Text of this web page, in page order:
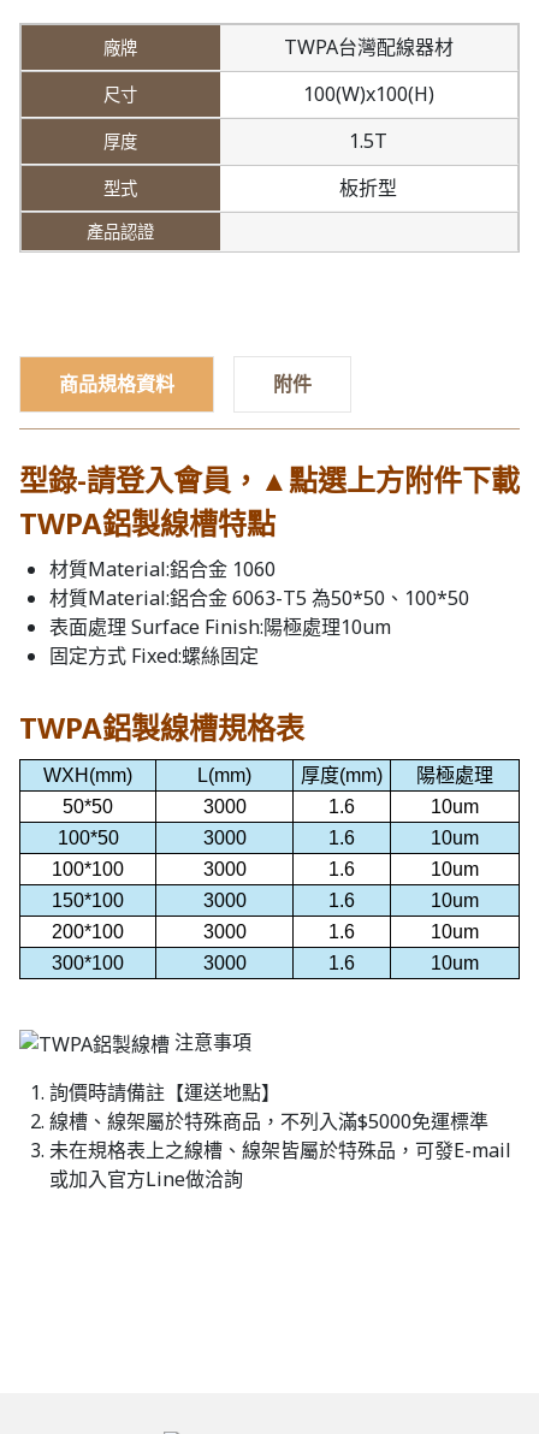
TWPA台灣配線器材
100(W)x100(H)
1.5T
板折型
商品規格資料 附件
型錄-請登入會員，▲點選上方附件下載
TWPA鋁製線槽特點
材質Material:鋁合金 1060
材質Material:鋁合金 6063-T5 為50*50、100*50
表面處理 Surface Finish:陽極處理10um
固定方式 Fixed:螺絲固定
TWPA鋁製線槽規格表
WXH (mm) L(mm) 厚度(mm)
陽極處理
50*50
3000 1.6
10um
100*50
3000 1.6
10um
100*100
3000 1.6
10um
150*100
3000 1.6
10um
200*100
3000 1.6
10um
300*100
3000 1.6 10um
注意事項
詢價時請備註【運送地點】
線槽、線架屬於特殊商品，不列入滿$5000免運標準
未在規格表上之線槽、線架皆屬於特殊品，可發E-mail
或加入官方Line做洽詢